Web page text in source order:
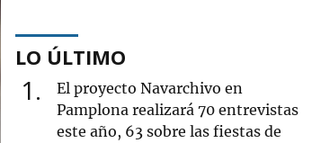
LO ÚLTIMO
1
El proyecto Navarchivo en
Pamplona realizará 70 entrevistas
este año, 63 sobre las fiestas de